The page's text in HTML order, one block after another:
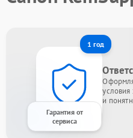
1 год
Гарантия от
сервиса
и